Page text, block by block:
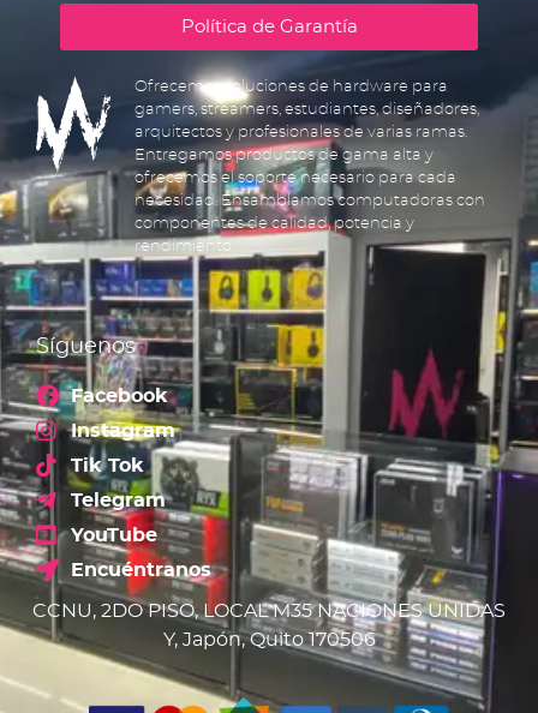
Política de Garantía
Ofrecemos soluciones de hardware para
gamers, streamers, estudiantes, diseñadores,
arquitectos y profesionales de varias ramas.
Entregamos productos de gama alta y
ofrecemos el soporte necesario para cada
necesidad. Ensamblamos computadoras con
componentes de calidad, potencia y
rendimiento.
Síguenos
Facebook
Instagram
Tik Tok
Telegram
YouTube
Encuéntranos
CCNU, 2DO PISO, LOCAL M35 NACIONES UNIDAS
Y, Japón, Quito 170506